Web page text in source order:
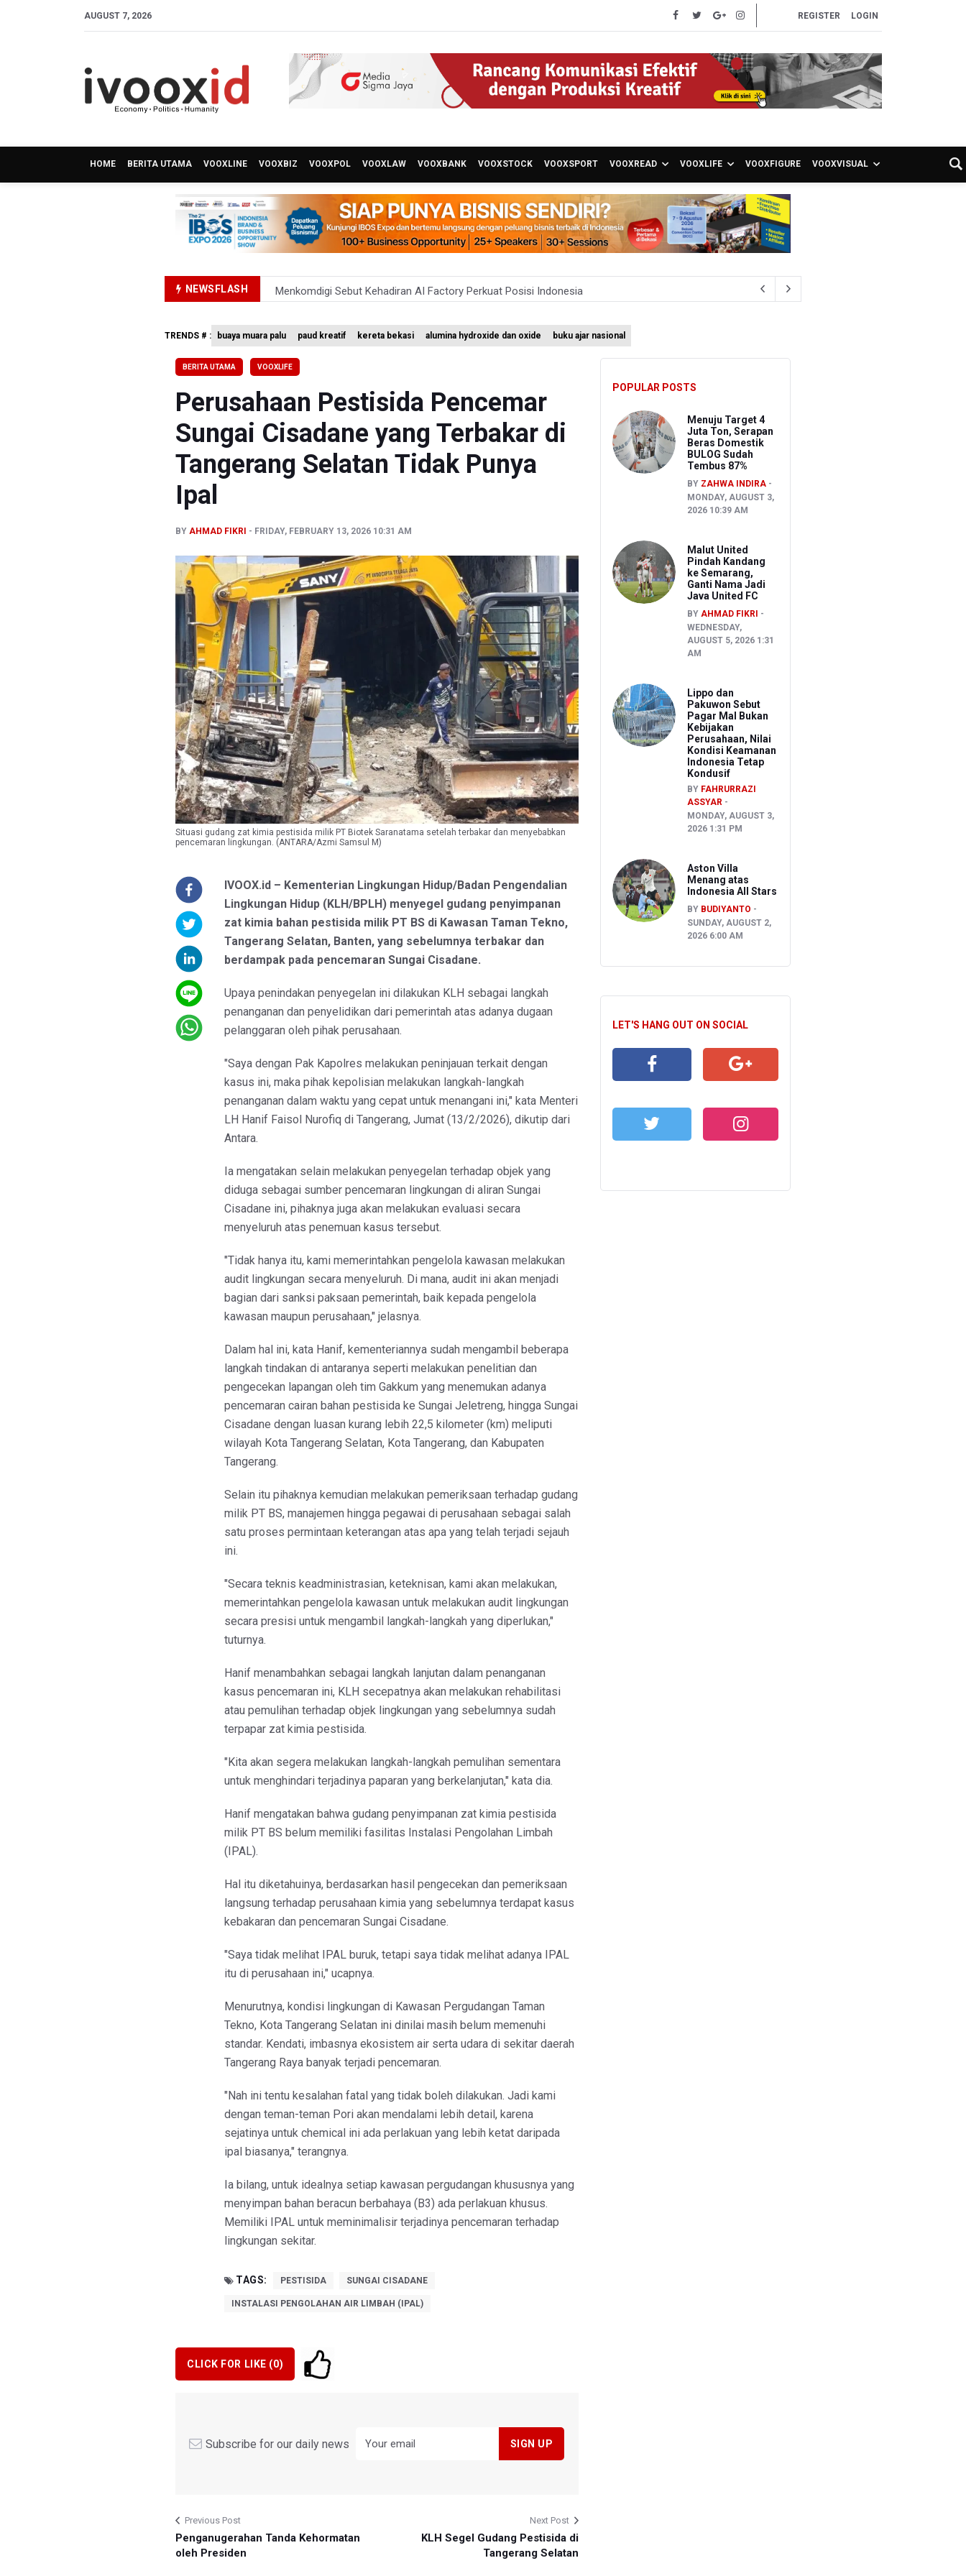
AUGUST 7, 2026 REGISTER LOGIN
HOME BERITA UTAMA VOOXLINE VOOXBIZ VOOXPOL VOOXLAW VOOXBANK VOOXSTOCK VOOXSPORT VOOXREAD VOOXLIFE VOOXFIGURE VOOXVISUAL
NEWSFLASH
Menkomdigi Sebut Kehadiran AI Factory Perkuat Posisi Indonesia
Bank Indonesia Sebut Cadangan Devisa Akhir Juli Sebesar 145,3 Miliar Dolar AS
Pemerintah Matangkan Rencana Pembaruan Buku Ajar Nasional
Pendakian Gunung Gede Pangrango Ditutup karena Kebakaran Alun-alun Suryakancana
TRENDS # : buaya muara palu paud kreatif kereta bekasi alumina hydroxide dan oxide buku ajar nasional
BERITA UTAMA VOOXLIFE
Perusahaan Pestisida Pencemar
Sungai Cisadane yang Terbakar di
Tangerang Selatan Tidak Punya
Ipal
BY AHMAD FIKRI FRIDAY, FEBRUARY 13, 2026 10:31 AM
Situasi gudang zat kimia pestisida milik PT Biotek Saranatama setelah terbakar dan menyebabkan
pencemaran lingkungan. (ANTARA/Azmi Samsul M)
IVOOX.id – Kementerian Lingkungan Hidup/Badan Pengendalian
Lingkungan Hidup (KLH/BPLH) menyegel gudang penyimpanan
zat kimia bahan pestisida milik PT BS di Kawasan Taman Tekno,
Tangerang Selatan, Banten, yang sebelumnya terbakar dan
berdampak pada pencemaran Sungai Cisadane.
Upaya penindakan penyegelan ini dilakukan KLH sebagai langkah
penanganan dan penyelidikan dari pemerintah atas adanya dugaan
pelanggaran oleh pihak perusahaan.
"Saya dengan Pak Kapolres melakukan peninjauan terkait dengan
kasus ini, maka pihak kepolisian melakukan langkah-langkah
penanganan dalam waktu yang cepat untuk menangani ini," kata Menteri
LH Hanif Faisol Nurofiq di Tangerang, Jumat (13/2/2026), dikutip dari
Antara.
Ia mengatakan selain melakukan penyegelan terhadap objek yang
diduga sebagai sumber pencemaran lingkungan di aliran Sungai
Cisadane ini, pihaknya juga akan melakukan evaluasi secara
menyeluruh atas penemuan kasus tersebut.
"Tidak hanya itu, kami memerintahkan pengelola kawasan melakukan
audit lingkungan secara menyeluruh. Di mana, audit ini akan menjadi
bagian dari sanksi paksaan pemerintah, baik kepada pengelola
kawasan maupun perusahaan," jelasnya.
Dalam hal ini, kata Hanif, kementeriannya sudah mengambil beberapa
langkah tindakan di antaranya seperti melakukan penelitian dan
pengecekan lapangan oleh tim Gakkum yang menemukan adanya
pencemaran cairan bahan pestisida ke Sungai Jeletreng, hingga Sungai
Cisadane dengan luasan kurang lebih 22,5 kilometer (km) meliputi
wilayah Kota Tangerang Selatan, Kota Tangerang, dan Kabupaten
Tangerang.
Selain itu pihaknya kemudian melakukan pemeriksaan terhadap gudang
milik PT BS, manajemen hingga pegawai di perusahaan sebagai salah
satu proses permintaan keterangan atas apa yang telah terjadi sejauh
ini.
"Secara teknis keadministrasian, keteknisan, kami akan melakukan,
memerintahkan pengelola kawasan untuk melakukan audit lingkungan
secara presisi untuk mengambil langkah-langkah yang diperlukan,"
tuturnya.
Hanif menambahkan sebagai langkah lanjutan dalam penanganan
kasus pencemaran ini, KLH secepatnya akan melakukan rehabilitasi
atau pemulihan terhadap objek lingkungan yang sebelumnya sudah
terpapar zat kimia pestisida.
"Kita akan segera melakukan langkah-langkah pemulihan sementara
untuk menghindari terjadinya paparan yang berkelanjutan," kata dia.
Hanif mengatakan bahwa gudang penyimpanan zat kimia pestisida
milik PT BS belum memiliki fasilitas Instalasi Pengolahan Limbah
(IPAL).
Hal itu diketahuinya, berdasarkan hasil pengecekan dan pemeriksaan
langsung terhadap perusahaan kimia yang sebelumnya terdapat kasus
kebakaran dan pencemaran Sungai Cisadane.
"Saya tidak melihat IPAL buruk, tetapi saya tidak melihat adanya IPAL
itu di perusahaan ini," ucapnya.
Menurutnya, kondisi lingkungan di Kawasan Pergudangan Taman
Tekno, Kota Tangerang Selatan ini dinilai masih belum memenuhi
standar. Kendati, imbasnya ekosistem air serta udara di sekitar daerah
Tangerang Raya banyak terjadi pencemaran.
"Nah ini tentu kesalahan fatal yang tidak boleh dilakukan. Jadi kami
dengan teman-teman Pori akan mendalami lebih detail, karena
sejatinya untuk chemical ini ada perlakuan yang lebih ketat daripada
ipal biasanya," terangnya.
Ia bilang, untuk idealnya setiap kawasan pergudangan khususnya yang
menyimpan bahan beracun berbahaya (B3) ada perlakuan khusus.
Memiliki IPAL untuk meminimalisir terjadinya pencemaran terhadap
lingkungan sekitar.
TAGS: PESTISIDA SUNGAI CISADANE
INSTALASI PENGOLAHAN AIR LIMBAH (IPAL)
CLICK FOR LIKE (0)
Subscribe for our daily news
Previous Post
Penganugerahan Tanda Kehormatan
oleh Presiden
Next Post
KLH Segel Gudang Pestisida di
Tangerang Selatan
POPULAR POSTS
Menuju Target 4
Juta Ton, Serapan
Beras Domestik
BULOG Sudah
Tembus 87%
BY ZAHWA INDIRA
MONDAY, AUGUST 3,
2026 10:39 AM
Malut United
Pindah Kandang
ke Semarang,
Ganti Nama Jadi
Java United FC
BY AHMAD FIKRI
WEDNESDAY,
AUGUST 5, 2026 1:31
AM
Lippo dan
Pakuwon Sebut
Pagar Mal Bukan
Kebijakan
Perusahaan, Nilai
Kondisi Keamanan
Indonesia Tetap
Kondusif
BY FAHRURRAZI
ASSYAR
MONDAY, AUGUST 3,
2026 1:31 PM
Aston Villa
Menang atas
Indonesia All Stars
BY BUDIYANTO
SUNDAY, AUGUST 2,
2026 6:00 AM
LET'S HANG OUT ON SOCIAL